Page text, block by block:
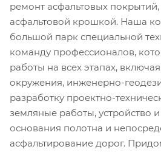
ремонт асфальтовых
асфальтовой крошкой. Наша
большой парк специальной
команду профессионалов,
работы на всех этапах,
окружения, инженерно-
разработку проектно-
земляные работы, устройство
основания полотна и
асфальтирование дорог.